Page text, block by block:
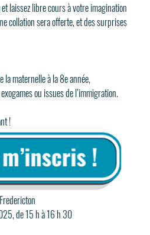
laissez libre cours à votre imagination
collation sera offerte, et des surprises
la maternelle à la 8e année,
ou issues de l’immigration.
!
de 15 h à 16 h 30